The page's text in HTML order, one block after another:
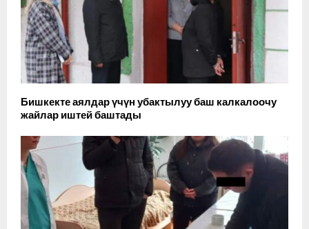
Бишкекте аялдар үчүн убактылуу баш калкалоочу
жайлар иштей баштады